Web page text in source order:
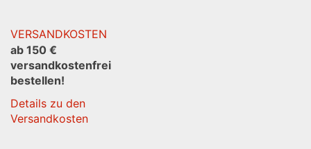
VERSANDKOSTEN
ab 150 €
versandkostenfrei
bestellen!
Details zu den
Versandkosten